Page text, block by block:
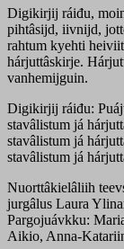
Digikirjij ráiđu,
pihtâsijd, iivnijd,
rahtum kyehti
hárjuttâskirje.
vanhemijguin.
Digikirjij ráiđu:
stavâlistum já
stavâlistum já
stavâlistum já
Nuorttâkielâliih
jurgâlus Laura
Pargojuávkku:
Aikio, Anna-